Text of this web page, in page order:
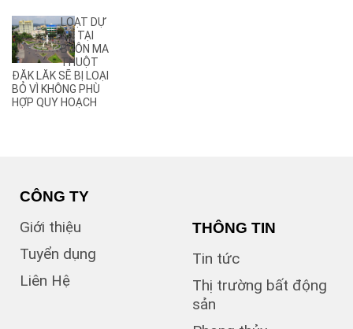
Ami Đoan(2)
An Dương Vương (8)
Ân Phú(3)
Âu Cơ(3)
B(2)
B5(6)
Bà Triệu(1)
Bạch Đằng (1)
Bùi Hữu Nghĩa (1)
Bùi Huy Bích(3)
LOẠT DỰ
ÁN TẠI
BUÔN MA
THUỘT
ĐĂK LĂK SẼ BỊ LOẠI
BỎ VÌ KHÔNG PHÙ
HỢP QUY HOẠCH
CÔNG TY
Giới thiệu
Tuyển dụng
Liên Hệ
THÔNG TIN
Tin tức
Thị trường bất động
sản